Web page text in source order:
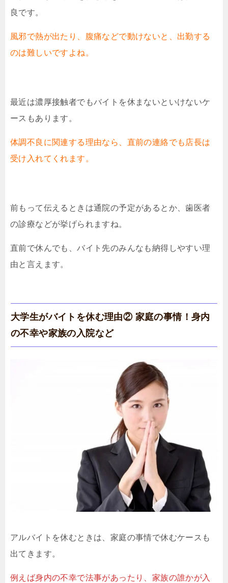
良です。
風邪で熱が出たり、腹痛などで動けないと、出勤する
のは難しいですよね。
最近は濃厚接触者でもバイトを休まないといけないケ
ースもあります。
体調不良に関連する理由なら、直前の連絡でも店長は
受け入れてくれます。
前もって伝えるときは通院の予定があるとか、歯医者
の診療などが挙げられますね。
直前で休んでも、バイト先のみんなも納得しやすい理
由と言えます。
大学生がバイトを休む理由② 家庭の事情！身内
の不幸や家族の入院など
アルバイトを休むときは、家庭の事情で休むケースも
出てきます。
例えば身内の不幸で法事があったり、家族の誰かが入